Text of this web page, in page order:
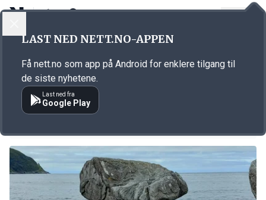
Emne: Vågsøy
KORT FORTALT
Nytt radaranlegg i Vågsøy
LAST NED NETT.NO-APPEN
Få nett.no som app på Android for enklere tilgang til
de siste nyhetene.
Last ned fra
Google Play